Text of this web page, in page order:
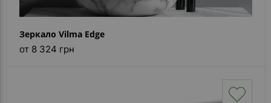
Зеркало Vilma Edge
от 8 324 грн